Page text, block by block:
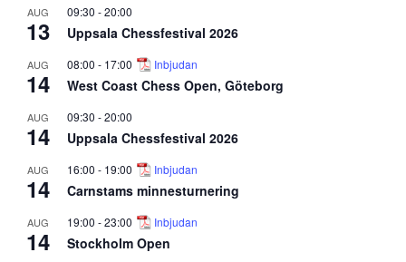
AUG
13
09:30 -20:00
Uppsala Chessfestival 2026
AUG
14
08:00 - 17:00 Inbjudan
West Coast Chess Open, Göteborg
AUG
14
09:30 -20:00
Uppsala Chessfestival 2026
AUG
14
16:00 - 19:00 Inbjudan
Carnstams minnesturnering
AUG
14
19:00 -23:00 Inbjudan
Stockholm Open